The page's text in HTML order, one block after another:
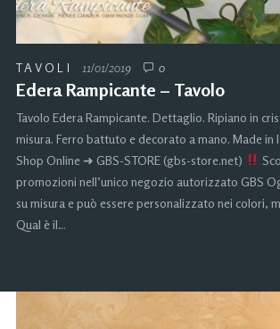
TAVOLI 11/01/2019 0
Edera Rampicante – Tavolo
Tavolo Edera Rampicante. Dettaglio. Ripiano in
misura. Ferro battuto e decorato a mano. Made in
Shop Online ➜ GBS-STORE (gbs-store.net)
promozioni nell’unico negozio autorizzato GBS
su misura e può essere personalizzato nei colori,
Qual è il…